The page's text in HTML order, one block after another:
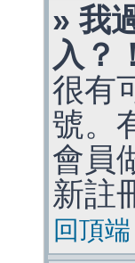
» 我
入？！
很有
號。
會員
新註
回頂端